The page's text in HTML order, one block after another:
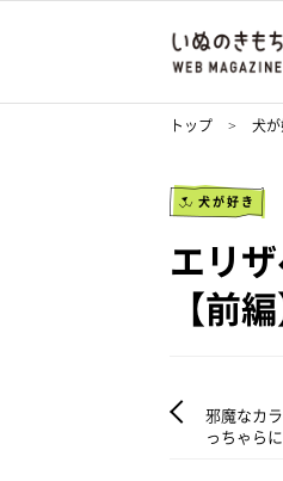
トップ 犬
犬が好き
エリ
【前
邪魔なカ
っちゃら